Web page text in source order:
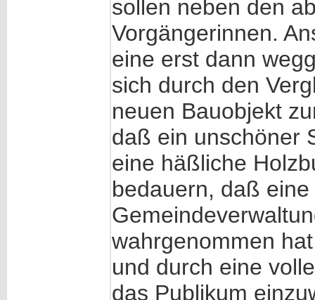
sollen neben den
Vorgängerinnen.
eine erst dann
sich durch den
neuen Bauobjekt
daß ein unschöner
eine häßliche
bedauern, daß
wahrgenommen
und durch eine
das Publikum